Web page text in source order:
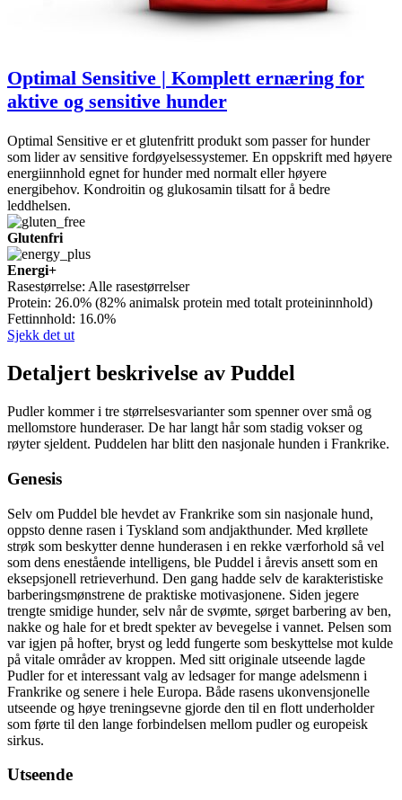
Optimal Sensitive | Komplett ernæring for
aktive og sensitive hunder
Optimal Sensitive er et glutenfritt produkt som passer for hunder
som lider av sensitive fordøyelsessystemer. En oppskrift med høyere
energiinnhold egnet for hunder med normalt eller høyere
energibehov. Kondroitin og glukosamin tilsatt for å bedre
leddhelsen.
Glutenfri
Energi+
Rasestørrelse: Alle rasestørrelser
Protein: 26.0% (82% animalsk protein med totalt proteininnhold)
Fettinnhold: 16.0%
Sjekk det ut
Detaljert beskrivelse av Puddel
Pudler kommer i tre størrelsesvarianter som spenner over små og
mellomstore hunderaser. De har langt hår som stadig vokser og
røyter sjeldent. Puddelen har blitt den nasjonale hunden i Frankrike.
Genesis
Selv om Puddel ble hevdet av Frankrike som sin nasjonale hund,
oppsto denne rasen i Tyskland som andjakthunder. Med krøllete
strøk som beskytter denne hunderasen i en rekke værforhold så vel
som dens enestående intelligens, ble Puddel i årevis ansett som en
eksepsjonell retrieverhund. Den gang hadde selv de karakteristiske
barberingsmønstrene de praktiske motivasjonene. Siden jegere
trengte smidige hunder, selv når de svømte, sørget barbering av ben,
nakke og hale for et bredt spekter av bevegelse i vannet. Pelsen som
var igjen på hofter, bryst og ledd fungerte som beskyttelse mot kulde
på vitale områder av kroppen. Med sitt originale utseende lagde
Pudler for et interessant valg av ledsager for mange adelsmenn i
Frankrike og senere i hele Europa. Både rasens ukonvensjonelle
utseende og høye treningsevne gjorde den til en flott underholder
som førte til den lange forbindelsen mellom pudler og europeisk
sirkus.
Utseende